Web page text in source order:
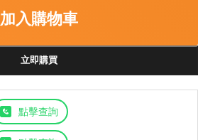
加入購物車
立即購買
點擊查詢